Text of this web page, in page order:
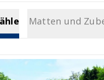
Matten und
Matten und